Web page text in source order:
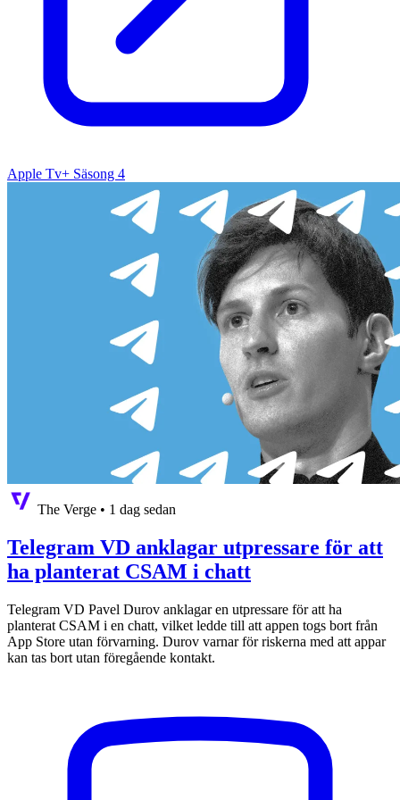
Apple Tv+ Säsong 4
The Verge • 1 dag sedan
Telegram VD anklagar utpressare för att
ha planterat CSAM i chatt
Telegram VD Pavel Durov anklagar en utpressare för att ha
planterat CSAM i en chatt, vilket ledde till att appen togs bort från
App Store utan förvarning. Durov varnar för riskerna med att appar
kan tas bort utan föregående kontakt.